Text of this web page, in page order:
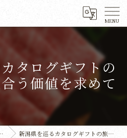
タログギフトの
う価値を求めて
新潟県を巡るカタログギフトの旅：価格に見合う価値を求めて